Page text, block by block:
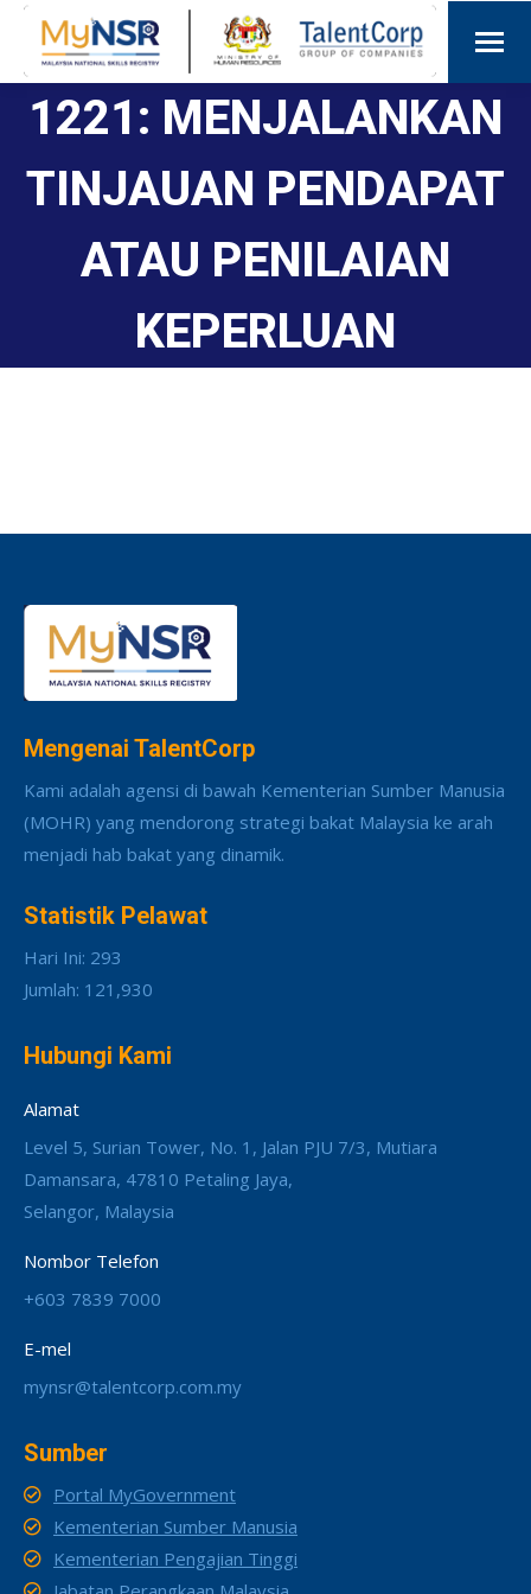
1221: MENJALANKAN
TINJAUAN PENDAPAT
ATAU PENILAIAN
KEPERLUAN
Mengenai TalentCorp
Kami adalah agensi di bawah Kementerian Sumber Manusia
(MOHR) yang mendorong strategi bakat Malaysia ke arah
menjadi hab bakat yang dinamik.
Statistik Pelawat
Hari Ini: 293
Jumlah: 121,930
Hubungi Kami
Alamat
Level 5, Surian Tower, No. 1, Jalan PJU 7/3, Mutiara
Damansara, 47810 Petaling Jaya,
Selangor, Malaysia
Nombor Telefon
+603 7839 7000
E-mel
mynsr@talentcorp.com.my
Sumber
Portal MyGovernment
Kementerian Sumber Manusia
Kementerian Pengajian Tinggi